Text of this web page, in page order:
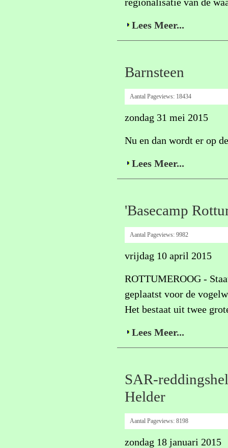
Lees Meer...
Barnsteen
Aantal Pageviews: 18434
zondag 31 mei 2015
Nu en dan wordt er op
Lees Meer...
'Basecamp
Aantal Pageviews: 9982
vrijdag 10 april 2015
ROTTUMEROOG -
geplaatst voor de
Het bestaat uit twee
Lees Meer...
SAR-
Helder
Aantal Pageviews: 8198
zondag 18 januari 2015